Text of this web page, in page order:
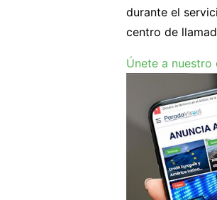
durante el
centro de
Únete a nuestro